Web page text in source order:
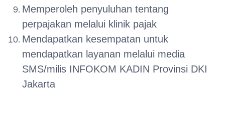
Memperoleh penyuluhan tentang
perpajakan melalui klinik pajak
Mendapatkan kesempatan untuk
mendapatkan layanan melalui media
SMS/milis INFOKOM KADIN Provinsi DKI
Jakarta